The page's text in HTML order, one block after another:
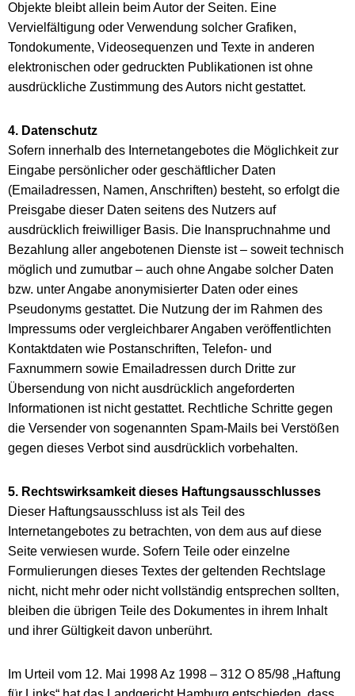
Objekte bleibt allein beim Autor der Seiten. Eine
Vervielfältigung oder Verwendung solcher Grafiken,
Tondokumente, Videosequenzen und Texte in anderen
elektronischen oder gedruckten Publikationen ist ohne
ausdrückliche Zustimmung des Autors nicht gestattet.
4. Datenschutz
Sofern innerhalb des Internetangebotes die Möglichkeit zur
Eingabe persönlicher oder geschäftlicher Daten
(Emailadressen, Namen, Anschriften) besteht, so erfolgt die
Preisgabe dieser Daten seitens des Nutzers auf
ausdrücklich freiwilliger Basis. Die Inanspruchnahme und
Bezahlung aller angebotenen Dienste ist – soweit technisch
möglich und zumutbar – auch ohne Angabe solcher Daten
bzw. unter Angabe anonymisierter Daten oder eines
Pseudonyms gestattet. Die Nutzung der im Rahmen des
Impressums oder vergleichbarer Angaben veröffentlichten
Kontaktdaten wie Postanschriften, Telefon- und
Faxnummern sowie Emailadressen durch Dritte zur
Übersendung von nicht ausdrücklich angeforderten
Informationen ist nicht gestattet. Rechtliche Schritte gegen
die Versender von sogenannten Spam-Mails bei Verstößen
gegen dieses Verbot sind ausdrücklich vorbehalten.
5. Rechtswirksamkeit dieses Haftungsausschlusses
Dieser Haftungsausschluss ist als Teil des
Internetangebotes zu betrachten, von dem aus auf diese
Seite verwiesen wurde. Sofern Teile oder einzelne
Formulierungen dieses Textes der geltenden Rechtslage
nicht, nicht mehr oder nicht vollständig entsprechen sollten,
bleiben die übrigen Teile des Dokumentes in ihrem Inhalt
und ihrer Gültigkeit davon unberührt.
Im Urteil vom 12. Mai 1998 Az 1998 – 312 O 85/98 „Haftung